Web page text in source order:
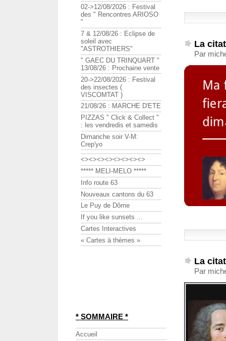
La
Par
La
Par
02->12/08/2026 : Festival
des " Rencontres ARIOSO
"
7 & 12/08/26 : Eclipse de
soleil avec
"ASTROTHIERS"
" GAEC DU TRINQUART "
13/08/26 : Prochaine vente
20->22/08/2026 : Festival
des insectes (
VISCOMTAT )
21/08/26 : MARCHE D'ETE
PIZZAS " Click & Collect "
: les vendredis et samedis
Dimanche soir V-M:
Crep'yo
<><><><><><><><>
***** MELI-MELO *****
Info route 63
Nouveaux cantons du 63
Le Puy de Dôme
If you like sunsets ...
Cartes Interactives
« Cartes à thèmes »
* SOMMAIRE *
Accueil